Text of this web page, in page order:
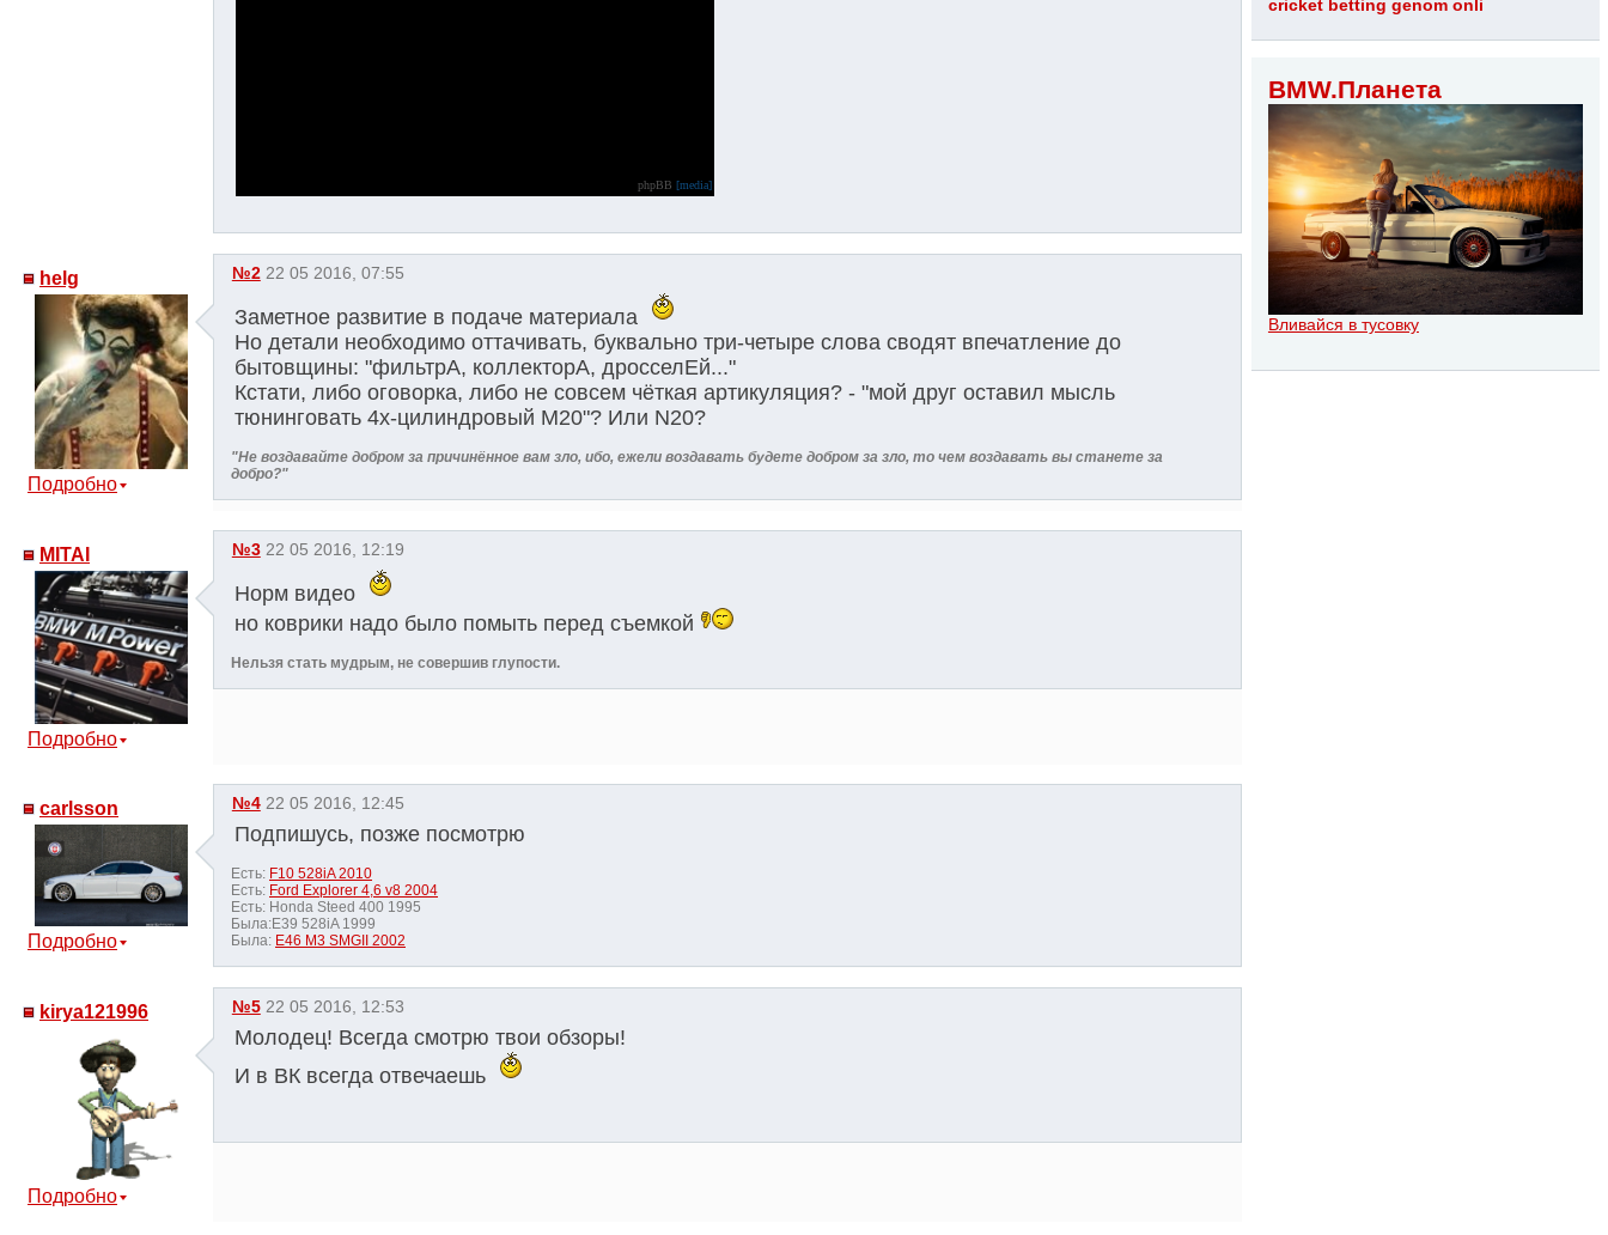
cricket betting genom onli
BMW.Планета
Вливайся в тусовку
phpBB [media]
helg
Подробно
№2 22 05 2016, 07:55
Заметное развитие в подаче материала
Но детали необходимо оттачивать, буквально три-четыре слова сводят впечатление до
бытовщины: "фильтрА, коллекторА, дросселЕй..."
Кстати, либо оговорка, либо не совсем чёткая артикуляция? - "мой друг оставил мысль
тюнинговать 4х-цилиндровый М20"? Или N20?
"Не воздавайте добром за причинённое вам зло, ибо, ежели воздавать будете добром за зло, то чем воздавать вы станете за
добро?"
MITAI
Подробно
№3 22 05 2016, 12:19
Норм видео
но коврики надо было помыть перед съемкой
Нельзя стать мудрым, не совершив глупости.
сarlsson
Подробно
№4 22 05 2016, 12:45
Подпишусь, позже посмотрю
Есть: F10 528iA 2010
Есть: Ford Explorer 4,6 v8 2004
Есть: Honda Steed 400 1995
Была:E39 528iA 1999
Была: E46 M3 SMGII 2002
kirya121996
Подробно
№5 22 05 2016, 12:53
Молодец! Всегда смотрю твои обзоры!
И в ВК всегда отвечаешь